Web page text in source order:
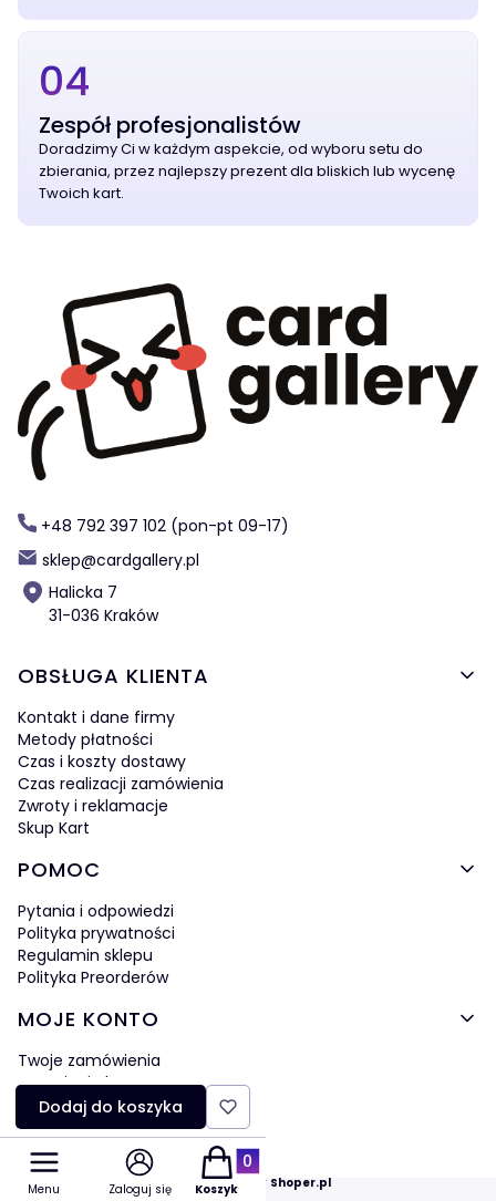
04
Zespół profesjonalistów
Doradzimy Ci w każdym aspekcie, od wyboru setu do
zbierania, przez najlepszy prezent dla bliskich lub wycenę
Twoich kart.
+48 792 397 102 (pon-pt 09-17)
sklep@cardgallery.pl
Halicka 7
31-036 Kraków
Linki w stopce
OBSŁUGA KLIENTA
Kontakt i dane firmy
Metody płatności
Czas i koszty dostawy
Czas realizacji zamówienia
Zwroty i reklamacje
Skup Kart
POMOC
Pytania i odpowiedzi
Polityka prywatności
Regulamin sklepu
Polityka Preorderów
MOJE KONTO
Twoje zamówienia
Ustawienia konta
Ulubione
Sklep internetowy Shoper.pl
Dodaj do koszyka
Menu Zaloguj się
Produkty w koszyku: 0. Zobacz
Koszyk